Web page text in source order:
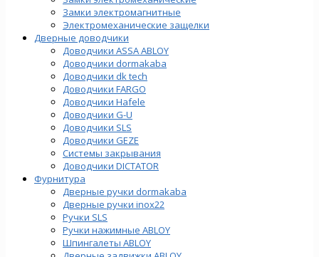
Замки электромагнитные
Электромеханические защелки
Дверные доводчики
Доводчики ASSA ABLOY
Доводчики dormakaba
Доводчики dk tech
Доводчики FARGO
Доводчики Hafele
Доводчики G-U
Доводчики SLS
Доводчики GEZE
Cистемы закрывания
Доводчики DICTATOR
Фурнитура
Дверные ручки dormakaba
Дверные ручки inox22
Ручки SLS
Ручки нажимные ABLOY
Шпингалеты ABLOY